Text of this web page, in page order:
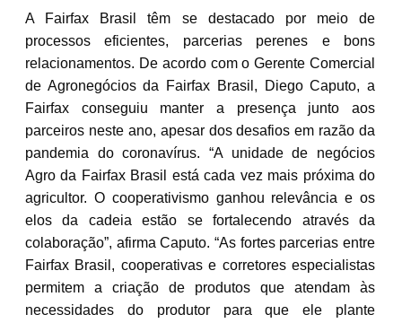
A Fairfax Brasil têm se destacado por meio de
processos eficientes, parcerias perenes e bons
relacionamentos. De acordo com o Gerente Comercial
de Agronegócios da Fairfax Brasil, Diego Caputo, a
Fairfax conseguiu manter a presença junto aos
parceiros neste ano, apesar dos desafios em razão da
pandemia do coronavírus. “A unidade de negócios
Agro da Fairfax Brasil está cada vez mais próxima do
agricultor. O cooperativismo ganhou relevância e os
elos da cadeia estão se fortalecendo através da
colaboração”, afirma Caputo. “As fortes parcerias entre
Fairfax Brasil, cooperativas e corretores especialistas
permitem a criação de produtos que atendam às
necessidades do produtor para que ele plante